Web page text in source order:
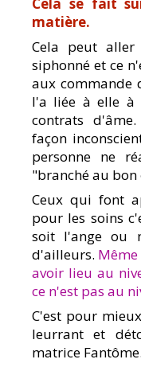
matière.
Cela peut aller
siphonné et ce
aux commande
l'a liée à elle à
contrats
façon
personne ne
"branché au
Ceux qui font
pour les soins
soit l'ange ou
d'ailleurs.
avoir lieu au
ce n'est pas au
C'est pour
leurrant et
matrice Fantôme.